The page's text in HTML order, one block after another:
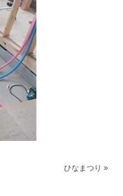
ひなまつり »